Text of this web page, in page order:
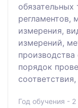
обязательных
регламентов,
измерения,
измерений,
порядок
Год обучения - 2